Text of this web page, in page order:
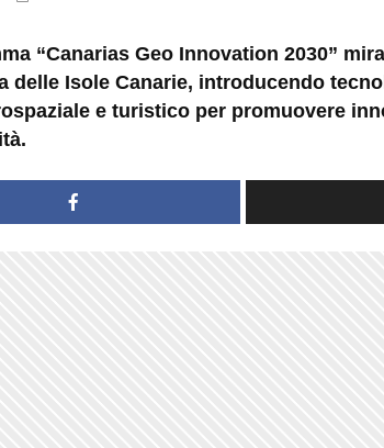
“Canarias Geo Innovation 2030”
delle Isole Canarie, introducendo
e turistico per promuovere